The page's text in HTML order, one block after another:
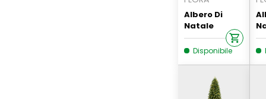
Albero Di
Natale
Houston Con
Pigne 240 Cm
Disponibile